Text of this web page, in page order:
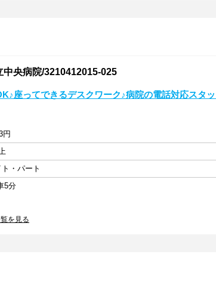
央病院/3210412015-025
座ってできるデスクワーク♪病院の電話対応スタ
円
・パート
5分
を見る